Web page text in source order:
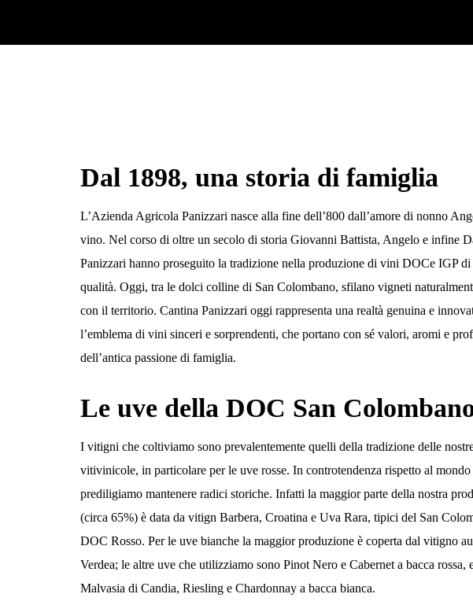
Dal 1898, una storia di famiglia
L’Azienda Agricola Panizzari nasce alla fine dell’800 dall’amore di nonno
vino. Nel corso di oltre un secolo di storia Giovanni Battista, Angelo e infine
Panizzari hanno proseguito la tradizione nella produzione di vini DOCe IGPdi
qualità. Oggi, tra le dolci colline di San Colombano, sfilano vigneti
con il territorio. Cantina Panizzari oggi rappresenta una realtà genuina e
l’emblema di vini sinceri e sorprendenti, che portano con sé valori, aromi e
dell’antica passione di famiglia.
Le uve della DOC San
I vitigni che coltiviamo sono prevalentemente quelli della tradizione delle
vitivinicole, in particolare per le uve rosse. In controtendenza rispetto al
prediligiamo mantenere radici storiche. Infatti la maggior parte della nostra
(circa 65%) è data da vitign Barbera, Croatina e Uva Rara, tipici del San
DOC Rosso. Per le uve bianche la maggior produzione è coperta dal vitigno
Verdea; le altre uve che utilizziamo sono Pinot Nero e Cabernet a bacca rossa,
Malvasia di Candia, Riesling e Chardonnay a bacca bianca.